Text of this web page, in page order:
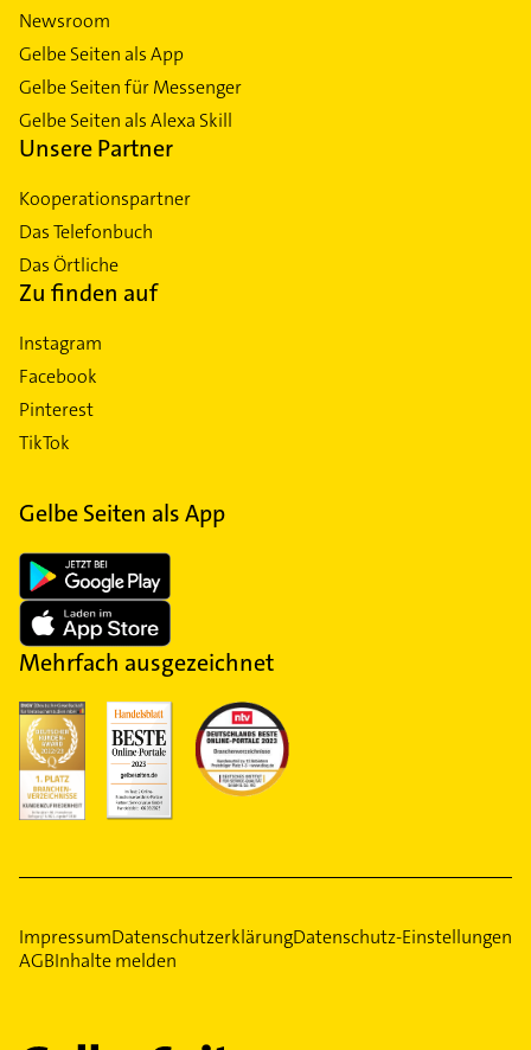
Newsroom
Gelbe Seiten als App
Gelbe Seiten für Messenger
Gelbe Seiten als Alexa Skill
Unsere Partner
Kooperationspartner
Das Telefonbuch
Das Örtliche
Zu finden auf
Instagram
Facebook
Pinterest
TikTok
Gelbe Seiten als App
Mehrfach ausgezeichnet
ImpressumDatenschutzerklärungDatenschutz-Einstellungen
AGBInhalte melden